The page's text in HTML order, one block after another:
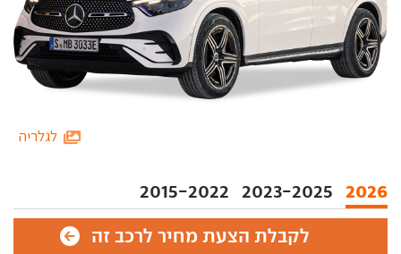
2026
2023-2025
2015-2022
לגלריה
לקבלת הצעת מחיר לרכב זה